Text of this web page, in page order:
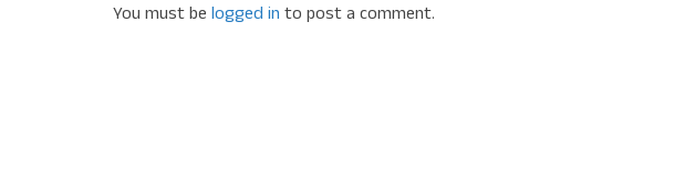
You must be logged in to post a comment.